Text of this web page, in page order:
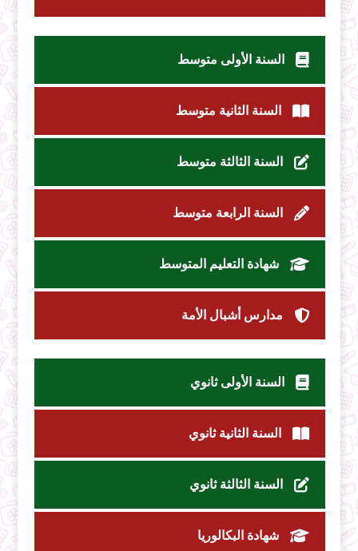
السنة الأولى متوسط
السنة الثانية متوسط
السنة الثالثة متوسط
السنة الرابعة متوسط
شهادة التعليم المتوسط
مدارس أشبال الأمة
السنة الأولى ثانوي
السنة الثانية ثانوي
السنة الثالثة ثانوي
شهادة البكالوريا